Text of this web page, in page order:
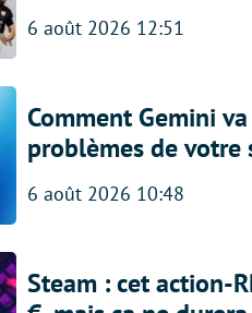
6 août 2026 12:51
Comment Gemini
problèmes de votre
6 août 2026 10:48
Steam : cet action-